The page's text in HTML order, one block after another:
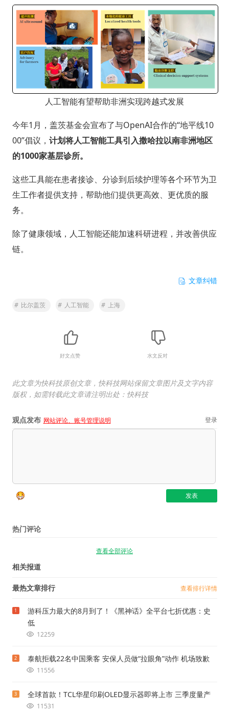
人工智能有望帮助非洲实现跨越式发展
今年1月，盖茨基金会宣布了与OpenAI合作的“地平线10
00”倡议， 计划将人工智能工具引入撒哈拉以南非洲地区
的1000家基层诊所。
这些工具能在患者接诊、分诊到后续护理等各个环节为卫
生工作者提供支持，帮助他们提供更高效、更优质的服
务。
除了健康领域，人工智能还能加速科研进程，并改善供应
链。
文章纠错
# 比尔盖茨 # 人工智能 # 上海
好文点赞 水文反对
此文章为快科技原创文章，快科技网站保留文章图片及文字内容
版权，如需转载此文章请注明出处：快科技
观点发布 网站评论、账号管理说明 登录
热门评论
查看全部评论
相关报道
最热文章排行 查看排行详情
1
游科压力最大的8月到了！《黑神话》全平台七折优惠：史
低
12259
2 泰航拒载22名中国乘客 安保人员做“拉眼角”动作 机场致歉
11556
3 全球首款！TCL华星印刷OLED显示器即将上市 三季度量产
11531